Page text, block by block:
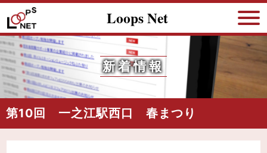
Loops Net
新着情報
第10回 一之江駅西口 春まつり